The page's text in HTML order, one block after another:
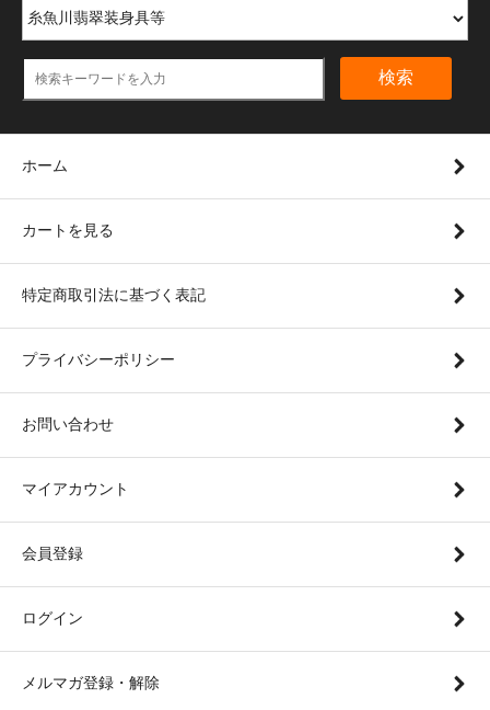
検索
ホーム
カートを見る
特定商取引法に基づく表記
プライバシーポリシー
お問い合わせ
マイアカウント
会員登録
ログイン
メルマガ登録・解除